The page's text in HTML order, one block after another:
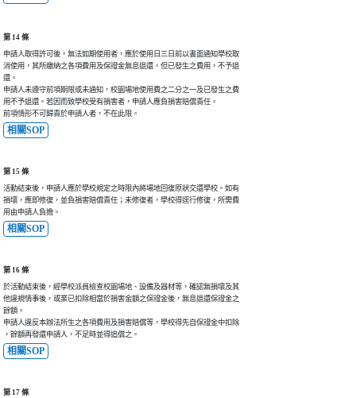
第 14 條
申請人取得許可後，無法如期使用者，應於使用日三日前以書面通知學校取
消使用，其所繳納之各項費用及保證金無息退還。但已發生之費用，不予退
還。
申請人未遵守前項期限或未通知，校園場地使用費之二分之一及已發生之費
用不予退還。若因而致學校受有損害者，申請人應負損害賠償責任。
前項情形不可歸責於申請人者，不在此限。
相關SOP
第 15 條
活動結束後，申請人應於學校規定之時限內將場地回復原狀交還學校。如有
損壞，應即修復，並負損害賠償責任；未修復者，學校得逕行修復，所需費
用由申請人負擔。
相關SOP
第 16 條
於活動結束後，經學校派員檢查校園場地、設備及器材等，確認無損壞及其
他違規情事後，或業已扣除相當於損害金額之保證金後，無息退還保證金之
餘額。
申請人違反本辦法所生之各項費用及損害賠償等，學校得先自保證金中扣除
，餘額再發還申請人，不足時並得追償之。
相關SOP
第 17 條